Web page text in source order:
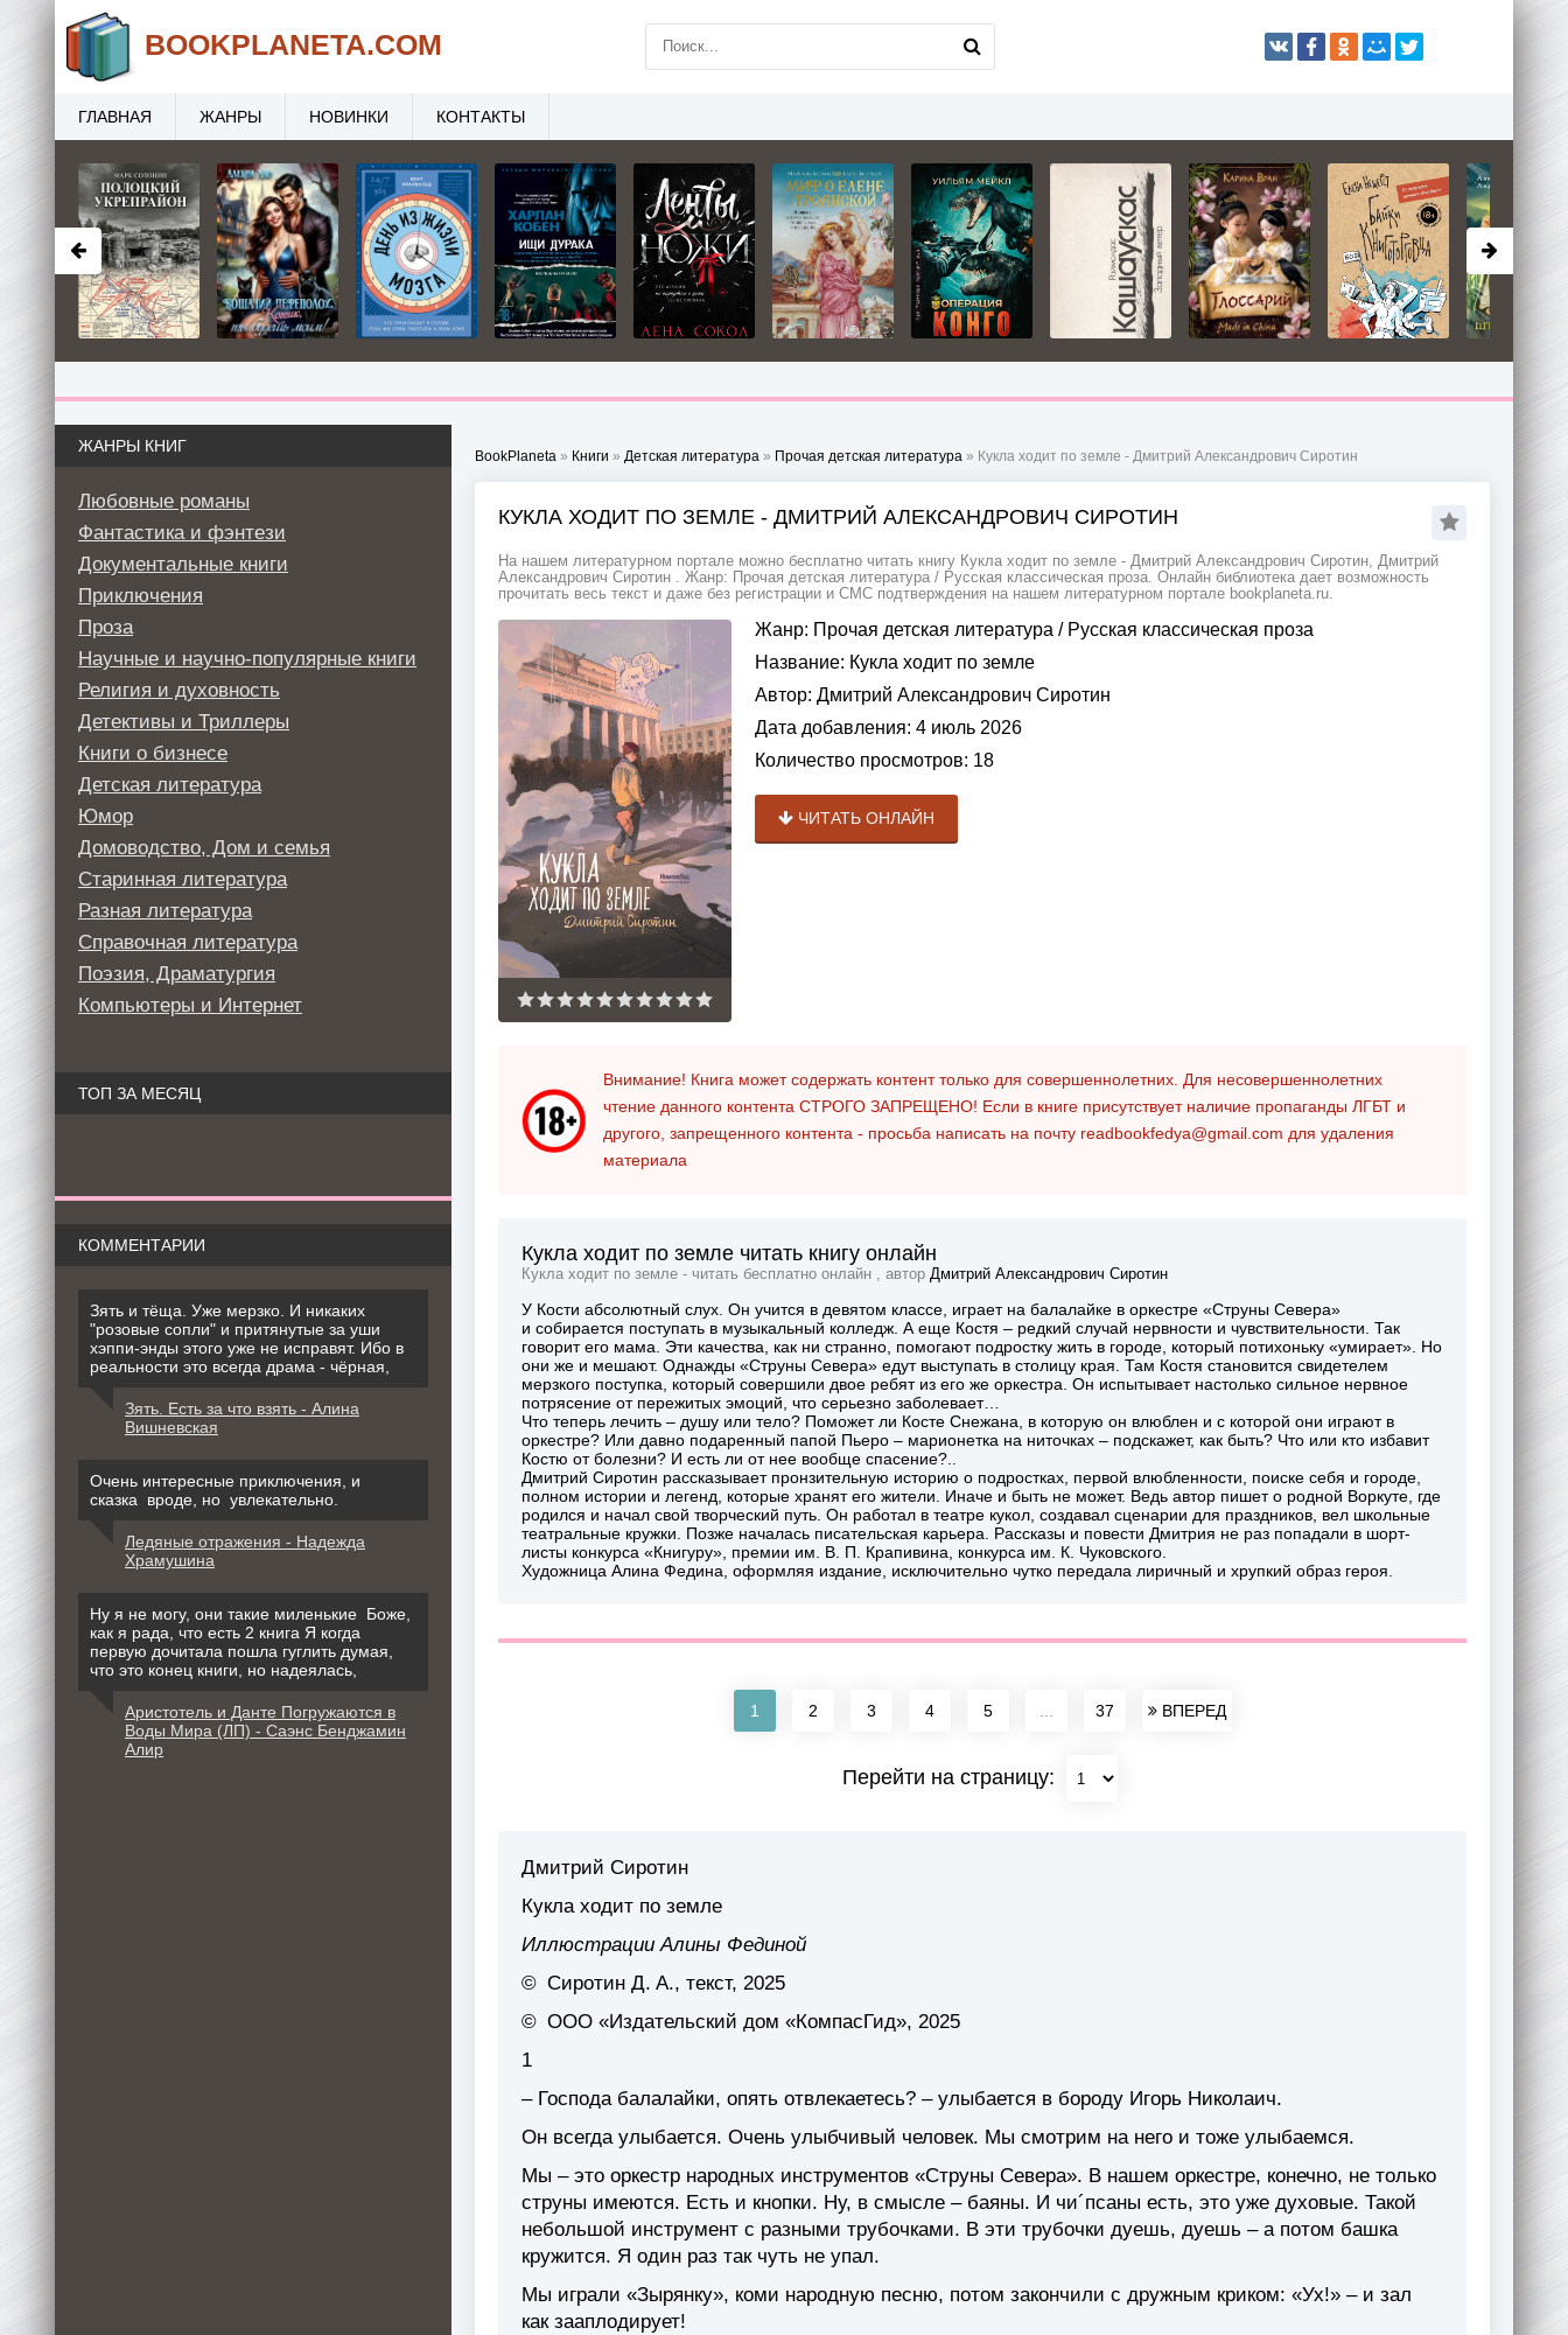
BookPlaneta » Книги » Детская литература » Прочая детская литература » Кукла ходит по земле - Дмитрий Александрович Сиротин
КУКЛА ХОДИТ ПО ЗЕМЛЕ - ДМИТРИЙ АЛЕКСАНДРОВИЧ СИРОТИН
На нашем литературном портале можно бесплатно читать книгу Кукла ходит по земле - Дмитрий Александрович Сиротин, Дмитрий
Александрович Сиротин . Жанр: Прочая детская литература / Русская классическая проза. Онлайн библиотека дает возможность
прочитать весь текст и даже без регистрации и СМС подтверждения на нашем литературном портале bookplaneta.ru.
Жанр: Прочая детская литература / Русская классическая проза
Название: Кукла ходит по земле
Автор: Дмитрий Александрович Сиротин
Дата добавления: 4 июль 2026
Количество просмотров: 18
ЧИТАТЬ ОНЛАЙН
Внимание! Книга может содержать контент только для совершеннолетних. Для несовершеннолетних
чтение данного контента СТРОГО ЗАПРЕЩЕНО! Если в книге присутствует наличие пропаганды ЛГБТ и
другого, запрещенного контента - просьба написать на почту readbookfedya@gmail.com для удаления
материала
Кукла ходит по земле читать книгу онлайн
Кукла ходит по земле - читать бесплатно онлайн , автор Дмитрий Александрович Сиротин
У Кости абсолютный слух. Он учится в девятом классе, играет на балалайке в оркестре «Струны Севера»
и собирается поступать в музыкальный колледж. А еще Костя – редкий случай нервности и чувствительности. Так
говорит его мама. Эти качества, как ни странно, помогают подростку жить в городе, который потихоньку «умирает». Но
они же и мешают. Однажды «Струны Севера» едут выступать в столицу края. Там Костя становится свидетелем
мерзкого поступка, который совершили двое ребят из его же оркестра. Он испытывает настолько сильное нервное
потрясение от пережитых эмоций, что серьезно заболевает…
Что теперь лечить – душу или тело? Поможет ли Косте Снежана, в которую он влюблен и с которой они играют в
оркестре? Или давно подаренный папой Пьеро – марионетка на ниточках – подскажет, как быть? Что или кто избавит
Костю от болезни? И есть ли от нее вообще спасение?..
Дмитрий Сиротин рассказывает пронзительную историю о подростках, первой влюбленности, поиске себя и городе,
полном истории и легенд, которые хранят его жители. Иначе и быть не может. Ведь автор пишет о родной Воркуте, где
родился и начал свой творческий путь. Он работал в театре кукол, создавал сценарии для праздников, вел школьные
театральные кружки. Позже началась писательская карьера. Рассказы и повести Дмитрия не раз попадали в шорт-
листы конкурса «Книгуру», премии им. В. П. Крапивина, конкурса им. К. Чуковского.
Художница Алина Федина, оформляя издание, исключительно чутко передала лиричный и хрупкий образ героя.
1 2 3 4 5 37 ВПЕРЕД
Перейти на страницу:
Дмитрий Сиротин
Кукла ходит по земле
Иллюстрации Алины Фединой
© Сиротин Д. А., текст, 2025
© ООО «Издательский дом «КомпасГид», 2025
1
– Господа балалайки, опять отвлекаетесь? – улыбается в бороду Игорь Николаич.
Он всегда улыбается. Очень улыбчивый человек. Мы смотрим на него и тоже улыбаемся.
Мы – это оркестр народных инструментов «Струны Севера». В нашем оркестре, конечно, не только
струны имеются. Есть и кнопки. Ну, в смысле – баяны. И чи´псаны есть, это уже духовые. Такой
небольшой инструмент с разными трубочками. В эти трубочки дуешь, дуешь – а потом башка
кружится. Я один раз так чуть не упал.
Мы играли «Зырянку», коми народную песню, потом закончили с дружным криком: «Ух!» – и зал
как зааплодирует!
ЖАНРЫ КНИГ
Любовные романы
Фантастика и фэнтези
Документальные книги
Приключения
Проза
Научные и научно-популярные книги
Религия и духовность
Детективы и Триллеры
Книги о бизнесе
Детская литература
Юмор
Домоводство, Дом и семья
Старинная литература
Разная литература
Справочная литература
Поэзия, Драматургия
Компьютеры и Интернет
ТОП ЗА МЕСЯЦ
КОММЕНТАРИИ
Зять и тёща. Уже мерзко. И никаких
"розовые сопли" и притянутые за уши
хэппи-энды этого уже не исправят. Ибо в
реальности это всегда драма - чёрная,
Зять. Есть за что взять - Алина
Вишневская
Очень интересные приключения, и
сказка вроде, но увлекательно.
Ледяные отражения - Надежда
Храмушина
Ну я не могу, они такие миленькие Боже,
как я рада, что есть 2 книга Я когда
первую дочитала пошла гуглить думая,
что это конец книги, но надеялась,
Аристотель и Данте Погружаются в
Воды Мира (ЛП) - Саэнс Бенджамин
Алир
BOOKPLANETA.COM
ГЛАВНАЯ ЖАНРЫ НОВИНКИ КОНТАКТЫ